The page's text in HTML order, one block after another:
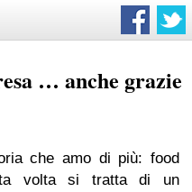
… anche grazie
che amo di più: food
volta si tratta di un